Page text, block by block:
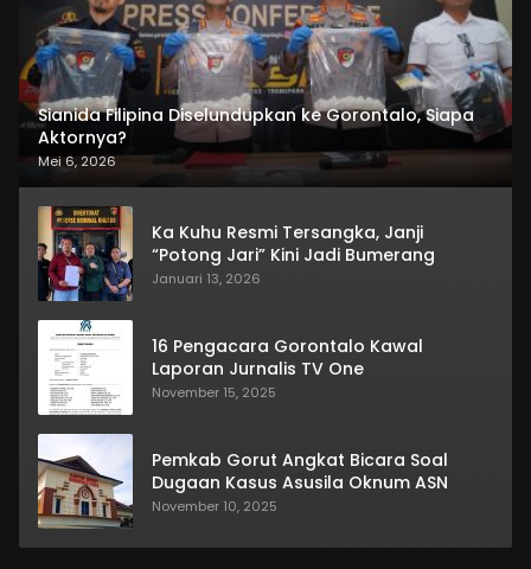
Sianida Filipina Diselundupkan ke Gorontalo, Siapa
Aktornya?
Mei 6, 2026
Ka Kuhu Resmi Tersangka, Janji
“Potong Jari” Kini Jadi Bumerang
Januari 13, 2026
16 Pengacara Gorontalo Kawal
Laporan Jurnalis TV One
November 15, 2025
Pemkab Gorut Angkat Bicara Soal
Dugaan Kasus Asusila Oknum ASN
November 10, 2025